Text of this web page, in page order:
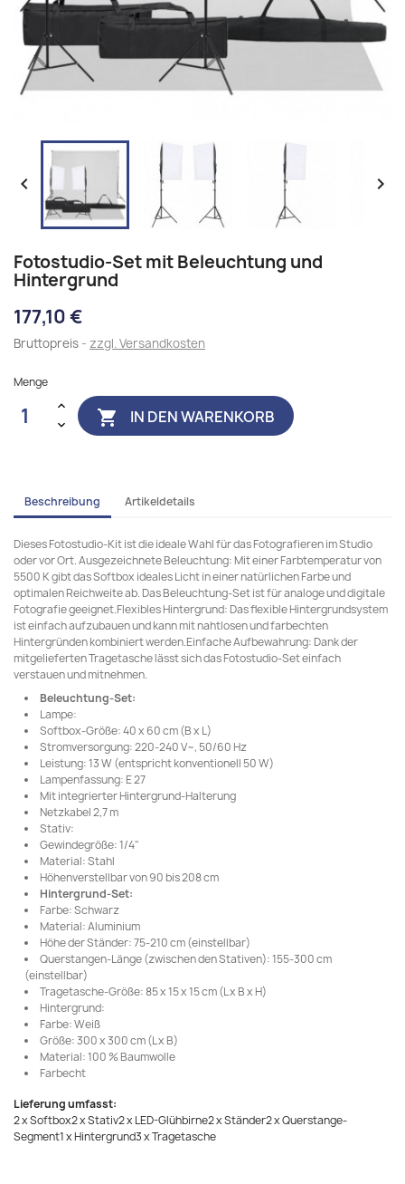
 
Fotostudio-Set mit Beleuchtung und
Hintergrund
177,10 €
Bruttopreis zzgl. Versandkosten
Menge
 IN DEN WARENKORB
Beschreibung Artikeldetails
Dieses Fotostudio-Kit ist die ideale Wahl für das Fotografieren im Studio
oder vor Ort. Ausgezeichnete Beleuchtung: Mit einer Farbtemperatur von
5500 K gibt das Softbox ideales Licht in einer natürlichen Farbe und
optimalen Reichweite ab. Das Beleuchtung-Set ist für analoge und digitale
Fotografie geeignet.Flexibles Hintergrund: Das flexible Hintergrundsystem
ist einfach aufzubauen und kann mit nahtlosen und farbechten
Hintergründen kombiniert werden.Einfache Aufbewahrung: Dank der
mitgelieferten Tragetasche lässt sich das Fotostudio-Set einfach
verstauen und mitnehmen.
Beleuchtung-Set:
Lampe:
Softbox-Größe: 40 x 60 cm (B x L)
Stromversorgung: 220-240 V~, 50/60 Hz
Leistung: 13 W (entspricht konventionell 50 W)
Lampenfassung: E 27
Mit integrierter Hintergrund-Halterung
Netzkabel 2,7 m
Stativ:
Gewindegröße: 1/4"
Material: Stahl
Höhenverstellbar von 90 bis 208 cm
Hintergrund-Set:
Farbe: Schwarz
Material: Aluminium
Höhe der Ständer: 75-210 cm (einstellbar)
Querstangen-Länge (zwischen den Stativen): 155-300 cm
(einstellbar)
Tragetasche-Größe: 85 x 15 x 15 cm (L x B x H)
Hintergrund:
Farbe: Weiß
Größe: 300 x 300 cm (L x B)
Material: 100 % Baumwolle
Farbecht
Lieferung umfasst:
2 x Softbox2 x Stativ2 x LED-Glühbirne2 x Ständer2 x Querstange-
Segment1 x Hintergrund3 x Tragetasche